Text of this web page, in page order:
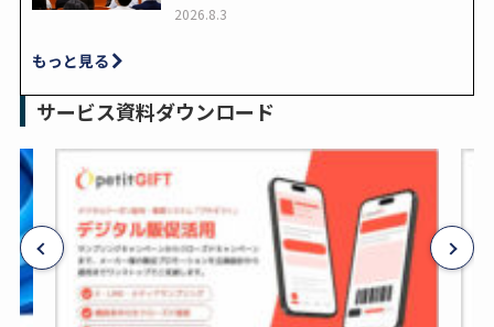
2026.8.3
もっと見る
サービス資料ダウンロード